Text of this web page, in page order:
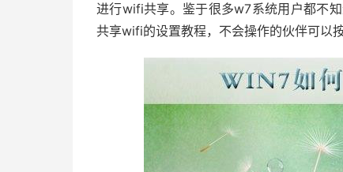
进行wifi共享。鉴于很多w7系统用户都不
共享wifi的设置教程，不会操作的伙伴可以按